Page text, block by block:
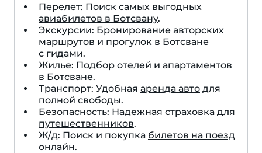
Перелет: Поиск самых выгодных
авиабилетов в Ботсвану.
Экскурсии: Бронирование авторских
маршрутов и прогулок в Ботсване
с гидами.
Жилье: Подбор отелей и апартаментов
в Ботсване.
Транспорт: Удобная аренда авто для
полной свободы.
Безопасность: Надежная страховка для
путешественников.
Ж/д: Поиск и покупка билетов на поезд
онлайн.